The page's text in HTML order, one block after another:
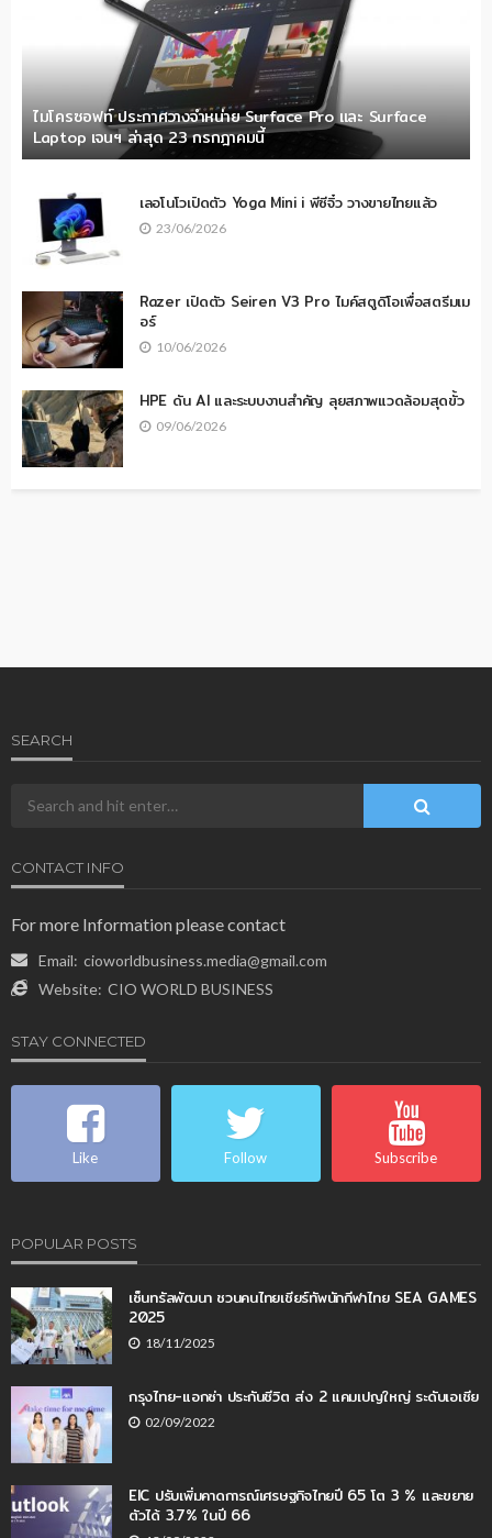
ไมโครซอฟท์ ประกาศวางจำหน่าย Surface Pro และ Surface
Laptop เจนฯ ล่าสุด 23 กรกฎาคมนี้
เลอโนโวเปิดตัว Yoga Mini i พีซีจิ๋ว วางขายไทยแล้ว
23/06/2026
Razer เปิดตัว Seiren V3 Pro ไมค์สตูดิโอเพื่อสตรีมเม
อร์
10/06/2026
HPE ดัน AI และระบบงานสำคัญ ลุยสภาพแวดล้อมสุดขั้ว
09/06/2026
SEARCH
CONTACT INFO
For more Information please contact
Email: cioworldbusiness.media@gmail.com
Website: CIO WORLD BUSINESS
STAY CONNECTED
Like Follow Subscribe
POPULAR POSTS
เซ็นทรัลพัฒนา ชวนคนไทยเชียร์ทัพนักกีฬาไทย SEA GAMES
2025
18/11/2025
กรุงไทย-แอกซ่า ประกันชีวิต ส่ง 2 แคมเปญใหญ่ ระดับเอเชีย
02/09/2022
EIC ปรับเพิ่มคาดการณ์เศรษฐกิจไทยปี 65 โต 3 % และขยาย
ตัวได้ 3.7% ในปี 66